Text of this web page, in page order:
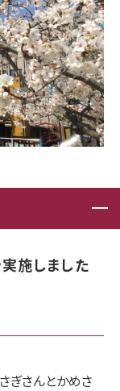
施しました
ぎさんとかめさ